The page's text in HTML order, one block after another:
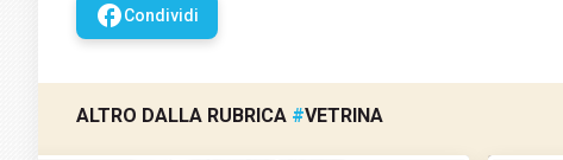
facebookCondividi
ALTRO DALLA RUBRICA #VETRINA